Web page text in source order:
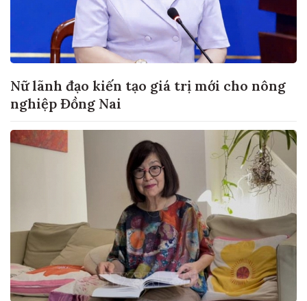
Nữ lãnh đạo kiến tạo giá trị mới cho nông
nghiệp Đồng Nai